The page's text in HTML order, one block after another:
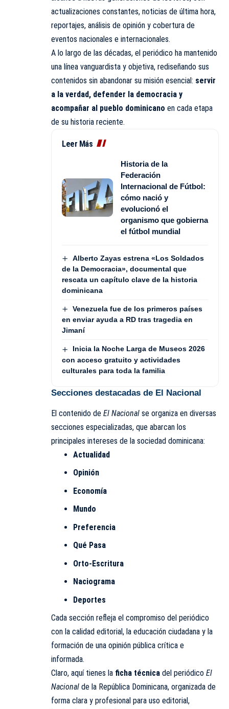
actualizaciones constantes, noticias de última hora,
reportajes, análisis de opinión y cobertura de
eventos nacionales e internacionales.
A lo largo de las décadas, el periódico ha mantenido
una línea vanguardista y objetiva, rediseñando sus
contenidos sin abandonar su misión esencial: servir
a la verdad, defender la democracia y
acompañar al pueblo dominicano en cada etapa
de su historia reciente.
Leer Más
Historia de la
Federación
Internacional de Fútbol:
cómo nació y
evolucionó el
organismo que gobierna
el fútbol mundial
Alberto Zayas estrena «Los Soldados
de la Democracia», documental que
rescata un capítulo clave de la historia
dominicana
Venezuela fue de los primeros países
en enviar ayuda a RD tras tragedia en
Jimaní
Inicia la Noche Larga de Museos 2026
con acceso gratuito y actividades
culturales para toda la familia
Secciones destacadas de El Nacional
El contenido de El Nacional se organiza en diversas
secciones especializadas, que abarcan los
principales intereses de la sociedad dominicana:
Actualidad
Opinión
Economía
Mundo
Preferencia
Qué Pasa
Orto-Escritura
Naciograma
Deportes
Cada sección refleja el compromiso del periódico
con la calidad editorial, la educación ciudadana y la
formación de una opinión pública crítica e
informada.
Claro, aquí tienes la ficha técnica del periódico El
Nacional de la República Dominicana, organizada de
forma clara y profesional para uso editorial,